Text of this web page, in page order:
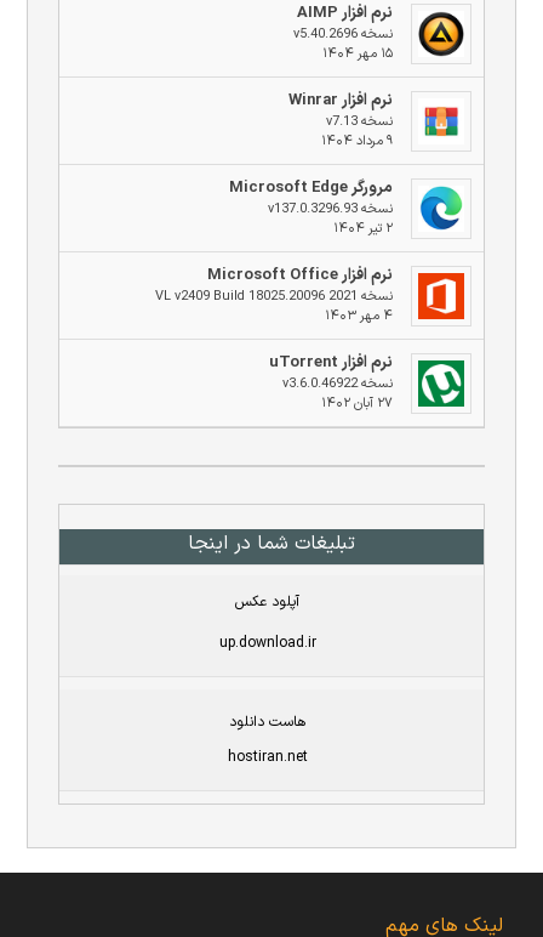
نرم افزار AIMP
نسخه v5.40.2696
۱۵ مهر ۱۴۰۴
نرم افزار Winrar
نسخه v7.13
۹ مرداد ۱۴۰۴
مرورگر Microsoft Edge
نسخه v137.0.3296.93
۲ تیر ۱۴۰۴
نرم افزار Microsoft Office
نسخه 2021 VL v2409 Build 18025.20096
۴ مهر ۱۴۰۳
نرم افزار uTorrent
نسخه v3.6.0.46922
۲۷ آبان ۱۴۰۲
تبلیغات شما در اینجا
آپلود عکس
up.download.ir
هاست دانلود
hostiran.net
لینک های مهم